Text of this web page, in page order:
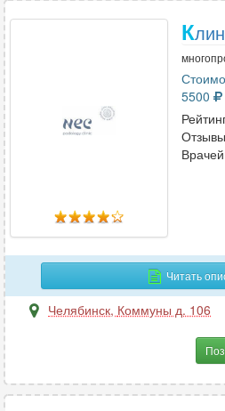
К
5500
Читать
Челябинск, Коммуны д. 106